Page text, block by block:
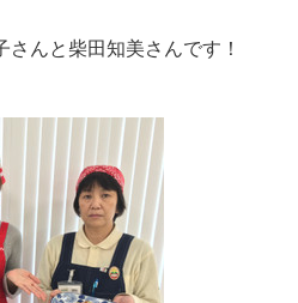
んと柴田知美さんです！